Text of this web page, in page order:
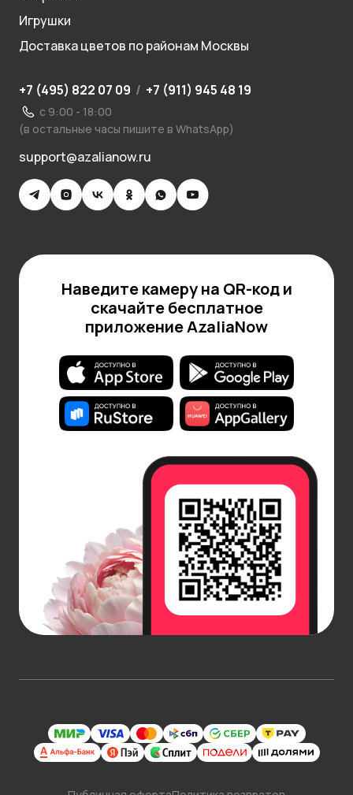
Игрушки
Доставка цветов по районам Москвы
+7 (495) 822 07 09 / +7 (911) 945 48 19
с 9:00 - 18:00
(в остальные часы пишите в WhatsApp)
support@azalianow.ru
Наведите камеру на QR-код и
скачайте бесплатное
приложение AzaliaNow